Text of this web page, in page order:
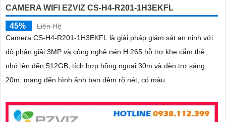
CAMERA WIFI EZVIZ CS-H4-R201-1H3EKFL
45%
Liên Hệ
Camera CS-H4-R201-1H3EKFL là giải pháp giám sát an ninh với
độ phân giải 3MP và công nghệ nén H.265 hỗ trợ khe cắm thẻ
nhớ lên đến 512GB, tích hợp hồng ngoại 30m và đèn trợ sáng
20m, mang đến hình ảnh ban đêm rõ nét, có màu